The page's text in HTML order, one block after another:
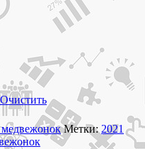
Очистить
Метки: 2021